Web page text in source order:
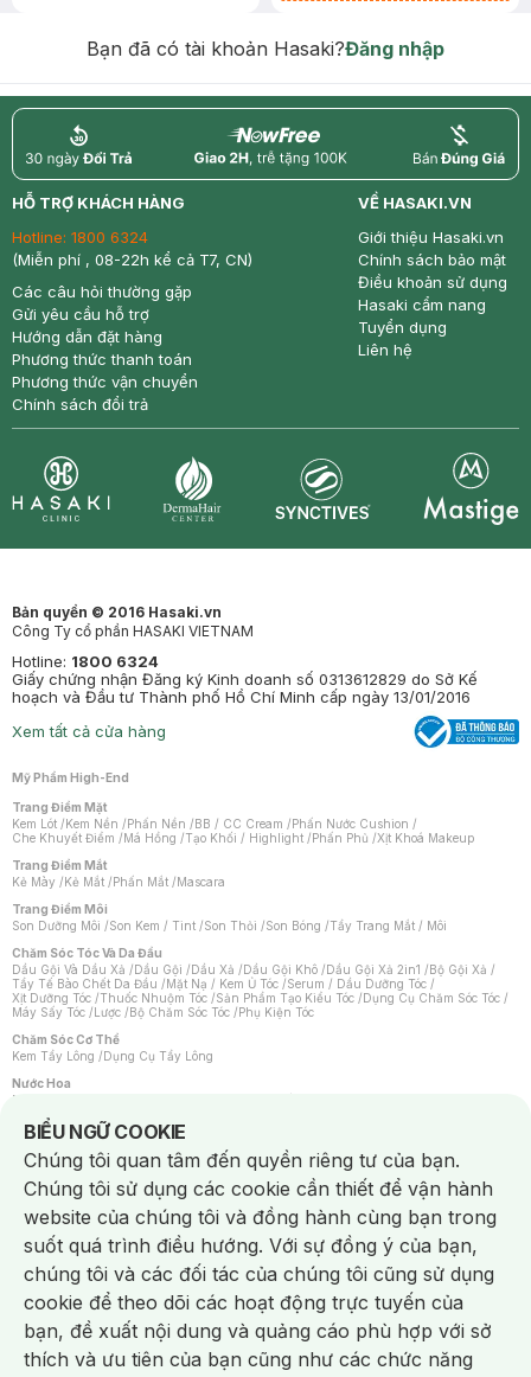
Bạn đã có tài khoản Hasaki?Đăng nhập
return nowfree price
HỖ TRỢ KHÁCH HÀNG
Hotline: 1800 6324
(Miễn phí , 08-22h kể cả T7, CN)
Các câu hỏi thường gặp
Gửi yêu cầu hỗ trợ
Hướng dẫn đặt hàng
Phương thức thanh toán
Phương thức vận chuyển
Chính sách đổi trả
VỀ HASAKI.VN
Giới thiệu Hasaki.vn
Chính sách bảo mật
Điều khoản sử dụng
Hasaki cẩm nang
Tuyển dụng
Liên hệ
Bản quyền © 2016 Hasaki.vn
Công Ty cổ phần HASAKI VIETNAM
Hotline: 1800 6324
Giấy chứng nhận Đăng ký Kinh doanh số 0313612829 do Sở Kế
hoạch và Đầu tư Thành phố Hồ Chí Minh cấp ngày 13/01/2016
Xem tất cả cửa hàng
Mỹ Phẩm High-End
Trang Điểm Mặt
Kem Lót /Kem Nền /Phấn Nền /BB / CC Cream /Phấn Nước Cushion /
Che Khuyết Điểm /Má Hồng /Tạo Khối / Highlight /Phấn Phủ /Xịt Khoá Makeup
Trang Điểm Mắt
Kẻ Mày /Kẻ Mắt /Phấn Mắt /Mascara
Trang Điểm Môi
Son Dưỡng Môi /Son Kem / Tint /Son Thỏi /Son Bóng /Tẩy Trang Mắt / Môi
Chăm Sóc Tóc Và Da Đầu
Dầu Gội Và Dầu Xả /Dầu Gội /Dầu Xả /Dầu Gội Khô /Dầu Gội Xả 2in1 /Bộ Gội Xả /
Tẩy Tế Bào Chết Da Đầu /Mặt Nạ / Kem Ủ Tóc /Serum / Dầu Dưỡng Tóc /
Xịt Dưỡng Tóc /Thuốc Nhuộm Tóc /Sản Phẩm Tạo Kiểu Tóc /Dụng Cụ Chăm Sóc Tóc /
Máy Sấy Tóc /Lược /Bộ Chăm Sóc Tóc /Phụ Kiện Tóc
Chăm Sóc Cơ Thể
Kem Tẩy Lông /Dụng Cụ Tẩy Lông
Nước Hoa
Nước Hoa Nữ
Chăm Sóc Cá Nhân
Chống Muỗi /Khẩu Trang /Máy Massage/Mặt Nạ Xông Hơi /Nước Rửa Tay/
Sản Phẩm Chăm Sóc Khác /Bàn Chải Đánh Răng /Bàn Chải Điện/
Hỗ Trợ Trắng Răng/Kem Đánh Răng /Máy Tăm Nước/ Nước Súc Miệng/
Tăm / Chỉ Nha Khoa/ Xịt Thơm Miệng / Dung Dịch Vệ Sinh/Dưỡng Vùng Kín/
Khăn Ướt Vệ Sinh Vùng Kín/Băng Vệ Sinh/Tampon/Bọt Cạo Râu /Dao Cạo Râu/
Máy Cạo Râu
Vấn Đề Về Da
Da Dầu / Lỗ Chân Lông To/ Da Khô / Mất Nước/ Da Lão Hóa/ Da Mụn/
Da Nhạy Cảm / Kích Ứng
Da Xỉn Màu Thâm / Nám / Tàn Nhang
Quầng Thâm & Bọng Mắt /Sẹo /Viêm Da Cơ Địa
Dụng Cụ / Phụ Kiện Chăm Sóc Da
Bông Tẩy Trang
Khăn Lau Mặt Khô Dụng Cụ / Máy Rửa Mặt Máy Chăm Sóc Da
Dụng Cụ Chăm Sóc Khác
BIỂU NGỮ COOKIE
Notice about cookies usage
Chúng tôi quan tâm đến quyền riêng tư của bạn.
Chúng tôi sử dụng các cookie cần thiết để vận hành
website của chúng tôi và đồng hành cùng bạn trong
suốt quá trình điều hướng. Với sự đồng ý của bạn,
chúng tôi và các đối tác của chúng tôi cũng sử dụng
cookie để theo dõi các hoạt động trực tuyến của
bạn, đề xuất nội dung và quảng cáo phù hợp với sở
thích và ưu tiên của bạn cũng như các chức năng